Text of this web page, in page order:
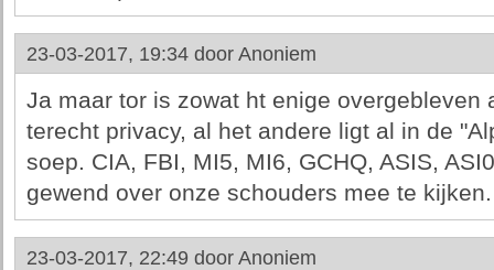
23-03-2017, 19:34 door Anoniem
Ja maar tor is zowat ht enige overgebleven
terecht privacy, al het andere ligt al in de
soep. CIA, FBI, MI5, MI6, GCHQ, ASIS,
gewend over onze schouders mee te kijken.
23-03-2017, 22:49 door Anoniem